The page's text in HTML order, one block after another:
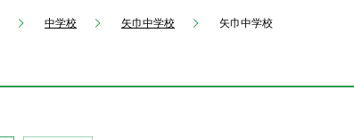
中学校 矢巾中学校 矢巾中学校